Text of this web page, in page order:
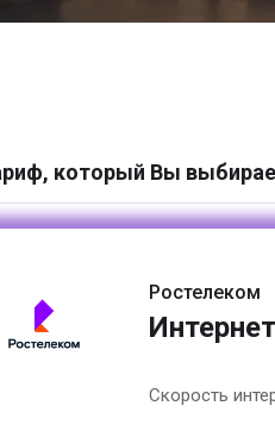
который Вы
Ростелеком
Скорость